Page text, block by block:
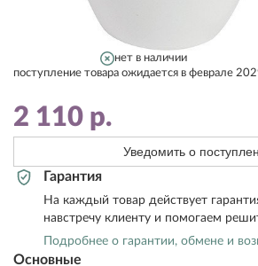
Основные
нет в наличии
поступление товара ожидается в феврале
2 110 р.
Уведомить о
Гарантия
На каждый товар действует
навстречу клиенту и помогаем
Подробнее о гарантии, обмене и